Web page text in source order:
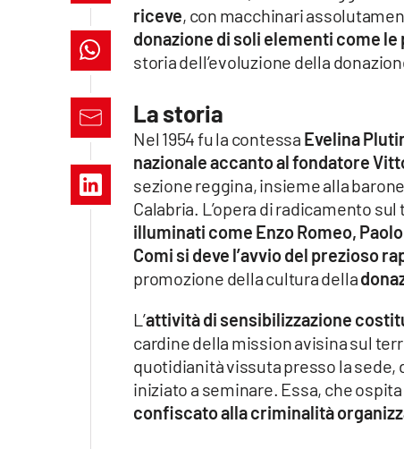
lacapitalenews.it
Vai
riceve, con macchinari
donazione di soli elementi come le
storia dell’evoluzione della
La storia
Nel 1954 fu la contessa Evelina
nazionale accanto al fondatore
sezione reggina, insieme alla
Calabria. L’opera di radicamento
illuminati come Enzo Romeo,
Comi si deve l’avvio del prezioso
promozione della cultura della
L’attività di sensibilizzazione
cardine della mission avisina sul
quotidianità vissuta presso la sede,
iniziato a seminare. Essa, che
confiscato alla criminalità